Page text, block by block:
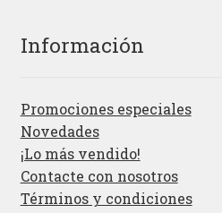
Información
Promociones especiales
Novedades
¡Lo más vendido!
Contacte con nosotros
Términos y condiciones